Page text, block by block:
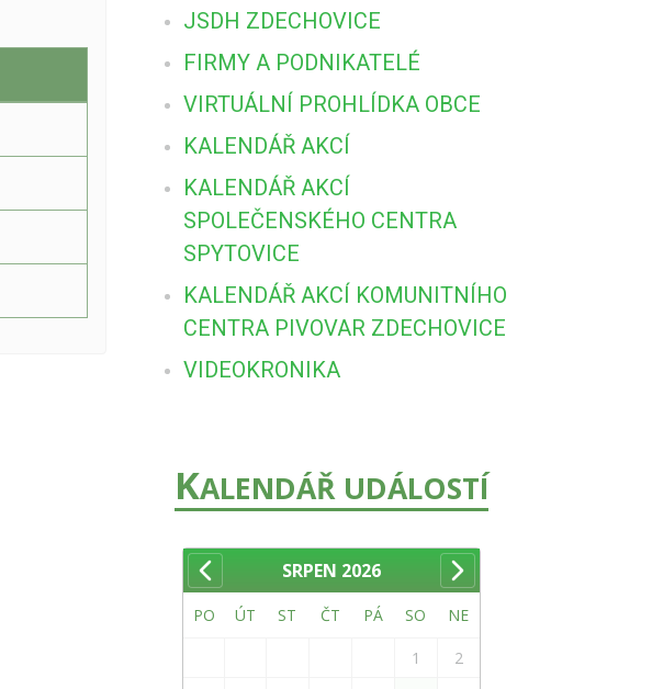
JSDH ZDECHOVICE
FIRMY A PODNIKATELÉ
VIRTUÁLNÍ PROHLÍDKA OBCE
KALENDÁŘ AKCÍ
KALENDÁŘ AKCÍ
SPOLEČENSKÉHO CENTRA
SPYTOVICE
KALENDÁŘ AKCÍ KOMUNITNÍHO
CENTRA PIVOVAR ZDECHOVICE
VIDEOKRONIKA
KALENDÁŘ UDÁLOSTÍ
SRPEN 2026
PO ÚT ST ČT PÁ SO NE
1
2